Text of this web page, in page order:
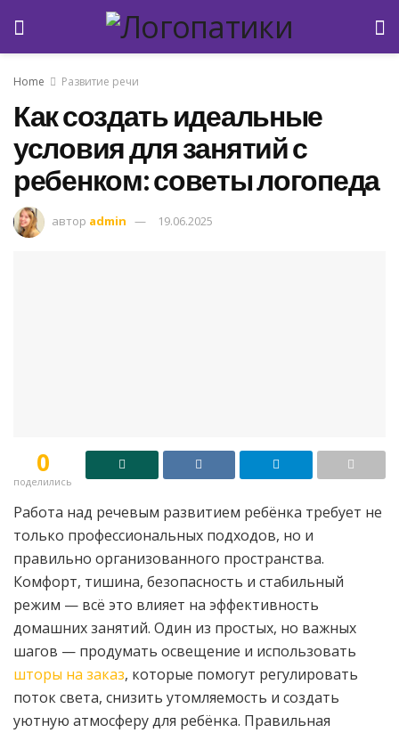
Home Развитие речи
Как создать идеальные
условия для занятий с
ребенком: советы логопеда
автор admin 19.06.2025
0
поделились
Работа над речевым развитием ребёнка требует не
только профессиональных подходов, но и
правильно организованного пространства.
Комфорт, тишина, безопасность и стабильный
режим — всё это влияет на эффективность
домашних занятий. Один из простых, но важных
шагов — продумать освещение и использовать
шторы на заказ, которые помогут регулировать
поток света, снизить утомляемость и создать
уютную атмосферу для ребёнка. Правильная